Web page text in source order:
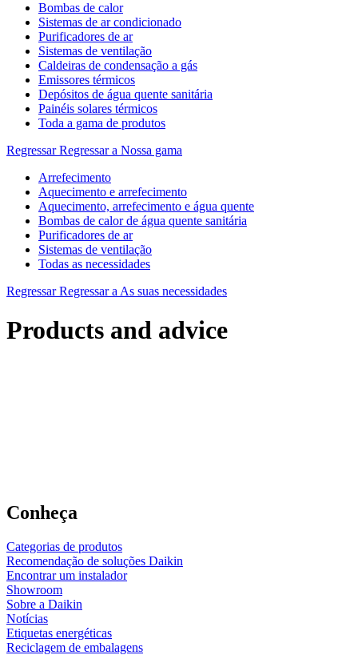
Bombas de calor
Sistemas de ar condicionado
Purificadores de ar
Sistemas de ventilação
Caldeiras de condensação a gás
Emissores térmicos
Depósitos de água quente sanitária
Painéis solares térmicos
Toda a gama de produtos
Regressar Regressar a Nossa gama
Arrefecimento
Aquecimento e arrefecimento
Aquecimento, arrefecimento e água quente
Bombas de calor de água quente sanitária
Purificadores de ar
Sistemas de ventilação
Todas as necessidades
Regressar Regressar a As suas necessidades
Products and advice
Conheça
Categorias de produtos
Recomendação de soluções Daikin
Encontrar um instalador
Showroom
Sobre a Daikin
Notícias
Etiquetas energéticas
Reciclagem de embalagens